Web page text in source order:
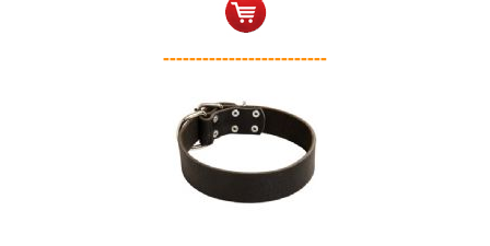
-------------------------